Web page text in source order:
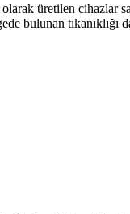
üretilen cihazlar
bulunan tıkanıklığı